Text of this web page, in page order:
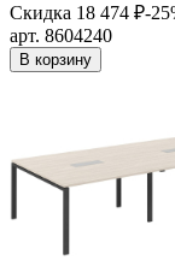
Скидка 18 474 ₽-
арт. 8604240
В корзину